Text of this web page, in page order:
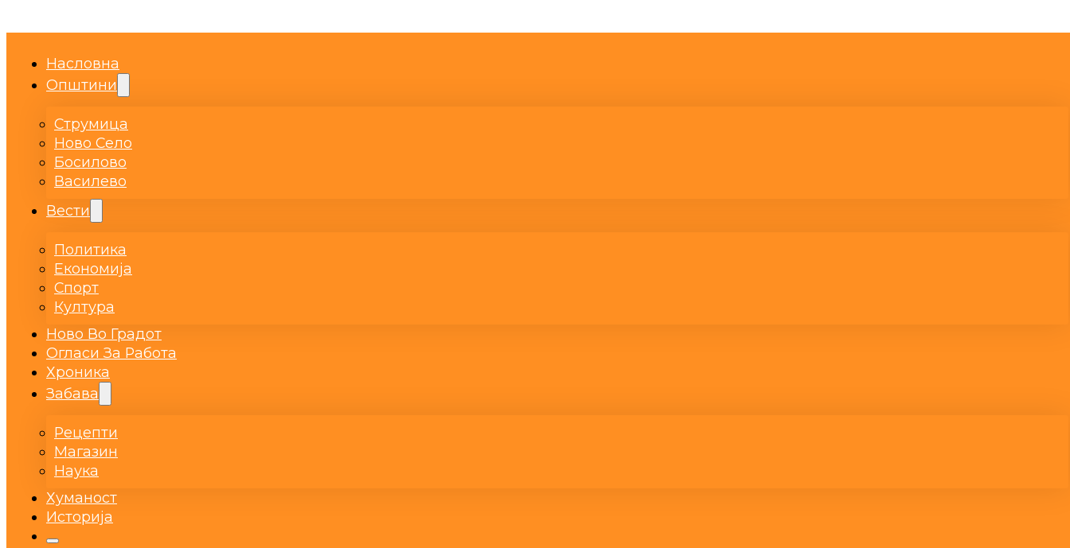
Насловна
Општини
Струмица
Ново Село
Босилово
Василево
Вести
Политика
Економија
Спорт
Култура
Ново Во Градот
Огласи За Работа
Хроника
Забава
Рецепти
Магазин
Наука
Хуманост
Историја